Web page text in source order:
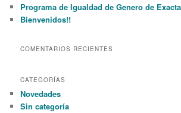
h
Programa de Igualdad de Genero de
Bienvenidos!!
COMENTARIOS RECIENTES
CATEGORÍAS
Novedades
Sin categoría